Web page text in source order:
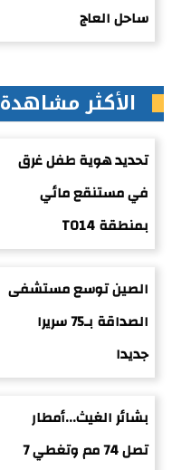
ساحل العاج
الأكثر مشاهدة
تحديد هوية طفل غرق
في مستنقع مائي
بمنطقة TO14
الصين توسع مستشفى
الصداقة بـ75 سريرا
جديدا
بشائر الغيث...أمطار
تصل 74 مم وتغطي 7